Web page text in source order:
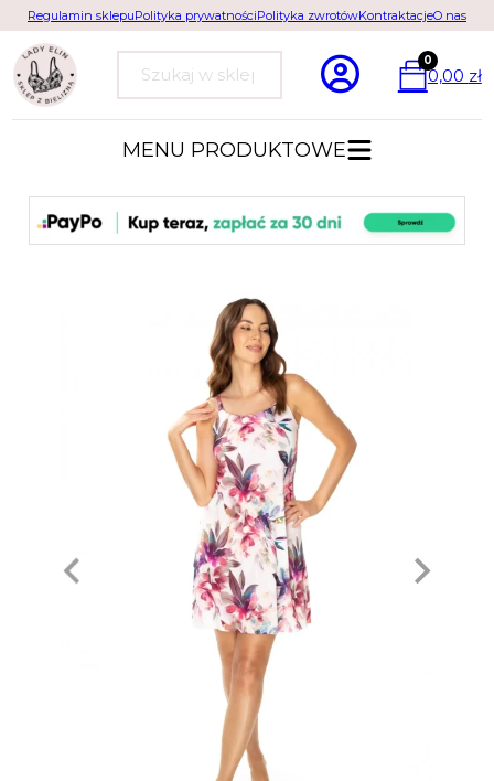
Regulamin sklepuPolityka prywatnościPolityka zwrotówKontraktacjeO nas
Szukaj
0
0,00 zł
MENU PRODUKTOWE